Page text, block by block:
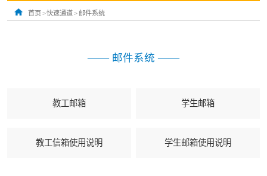
首页>快速通道> 邮件系统
—— 邮件系统 ——
教工邮箱 学生邮箱
教工信箱使用说明 学生邮箱使用说明